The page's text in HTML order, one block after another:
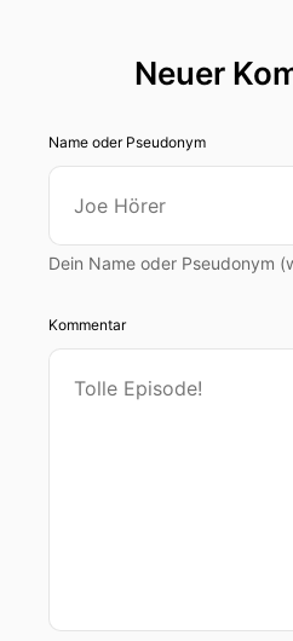
Neuer
Name oder Pseudonym
Dein Name oder Pseudonym
Kommentar